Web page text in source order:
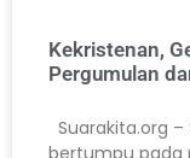
Kekristenan,
Pergumulan
Suarakita.org